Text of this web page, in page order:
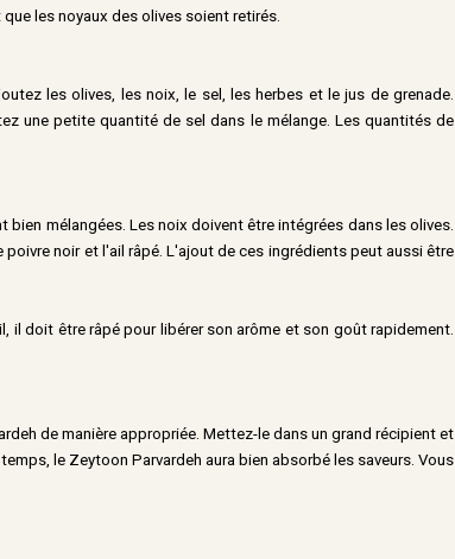
les noyaux des olives soient retirés.
les olives, les noix, le sel, les herbes et le jus de grenade.
une petite quantité de sel dans le mélange. Les quantités de
mélangées. Les noix doivent être intégrées dans les olives.
noir et l'ail râpé. L'ajout de ces ingrédients peut aussi être
il doit être râpé pour libérer son arôme et son goût rapidement.
de manière appropriée. Mettez-le dans un grand récipient et
le Zeytoon Parvardeh aura bien absorbé les saveurs. Vous